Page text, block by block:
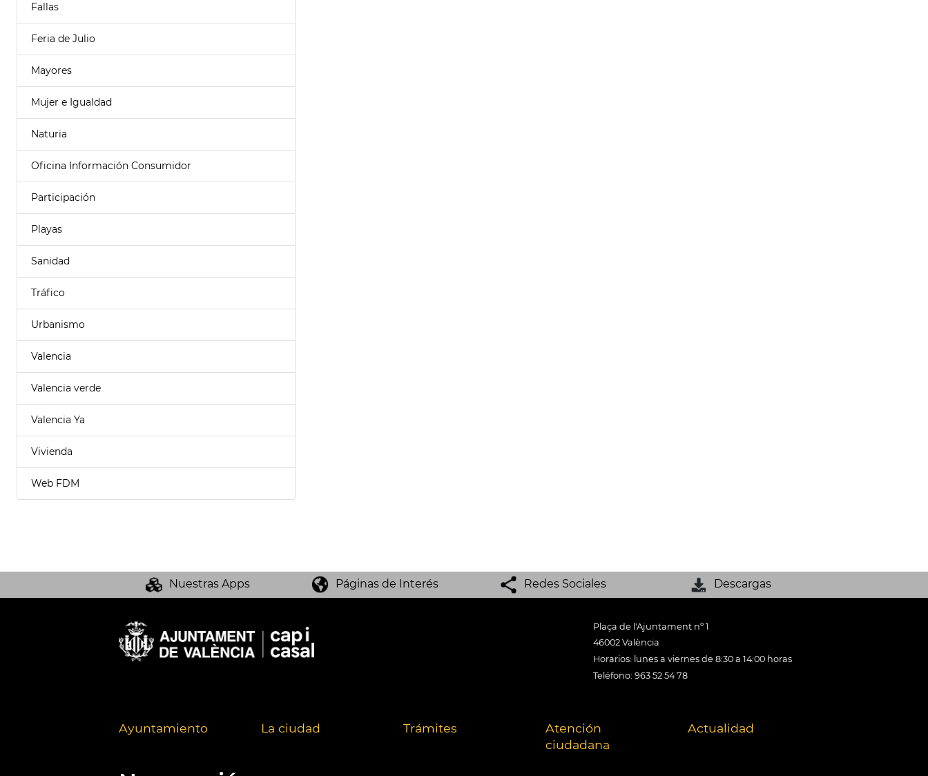
Fallas
Feria de Julio
Mayores
Mujer e Igualdad
Naturia
Oficina Información Consumidor
Participación
Playas
Sanidad
Tráfico
Urbanismo
Valencia
Valencia verde
Valencia Ya
Vivienda
Web FDM
Nuestras Apps Páginas de Interés Redes Sociales Descargas
Plaça de l'Ajuntament nº 1
46002 València
Horarios: lunes a viernes de 8:30 a 14:00 horas
Teléfono: 963 52 54 78
Ayuntamiento La ciudad Trámites
Atención
ciudadana
Actualidad